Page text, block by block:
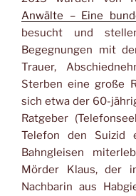
Anwälte – Eine
besucht und
Begegnungen mit
Trauer,
Sterben eine große
sich etwa der 60-
Ratgeber
Telefon den Suizid
Bahngleisen
Mörder Klaus, der
Nachbarin aus